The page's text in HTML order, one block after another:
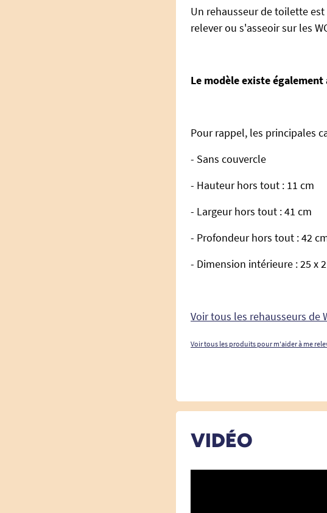
Un rehausseur de toilette
relever ou s'asseoir sur les
Le modèle existe
Pour rappel, les principales
- Sans couvercle
- Hauteur hors tout : 11 cm
- Largeur hors tout : 41 cm
- Profondeur hors tout : 42
- Dimension intérieure : 25 x
Voir tous les rehausseurs de
Voir tous les produits pour m'aider à me
VIDÉO